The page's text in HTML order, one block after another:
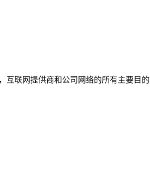
互联网提供商和公司网络的所有主要目